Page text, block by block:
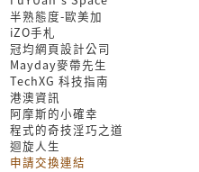
半熟態度-歐美加
iZO手札
冠均網頁設計公司
Mayday麥帶先生
TechXG 科技指南
港澳資訊
阿摩斯的小確幸
程式的奇技淫巧之道
迴旋人生
申請交換連結